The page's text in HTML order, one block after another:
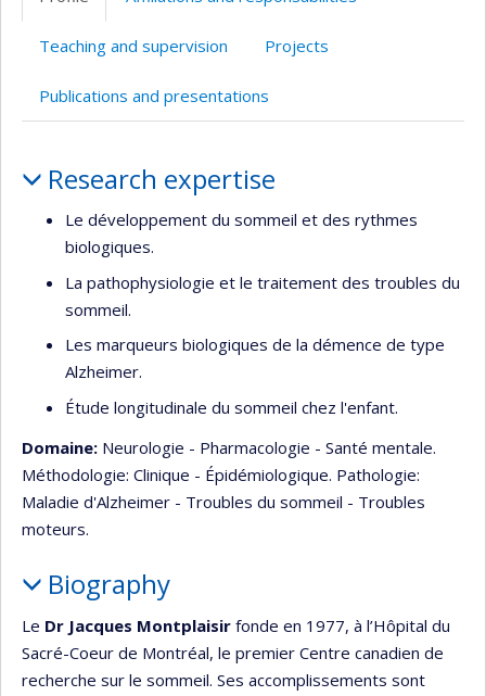
Teaching and supervision Projects
Publications and presentations
Research expertise
Le développement du sommeil et des rythmes
biologiques.
La pathophysiologie et le traitement des troubles du
sommeil.
Les marqueurs biologiques de la démence de type
Alzheimer.
Étude longitudinale du sommeil chez l'enfant.
Domaine: Neurologie - Pharmacologie - Santé mentale.
Méthodologie: Clinique - Épidémiologique. Pathologie:
Maladie d'Alzheimer - Troubles du sommeil - Troubles
moteurs.
Biography
Le Dr Jacques Montplaisir fonde en 1977, à l’Hôpital du
Sacré-Coeur de Montréal, le premier Centre canadien de
recherche sur le sommeil. Ses accomplissements sont